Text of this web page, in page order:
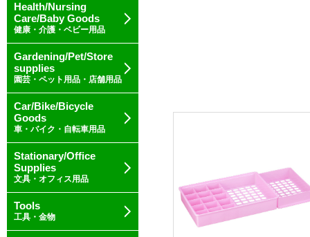
Health/Nursing
Care/Baby Goods
健康・介護・ベビー用品
Gardening/Pet/Store
supplies
園芸・ペット用品・店舗用品
Car/Bike/Bicycle
Goods
車・バイク・自転車用品
Stationary/Office
Supplies
文具・オフィス用品
Tools
工具・金物